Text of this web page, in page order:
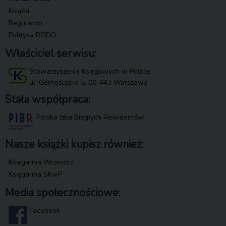
Książki
Regulamin
Polityka RODO
Właściciel serwisu:
Stowarzyszenie Księgowych w Polsce
ul. Górnośląska 5, 00-443 Warszawa
Stała współpraca:
Polska Izba Biegłych Rewidentów
Nasze książki kupisz również:
Księgarnia Wrzeszcz
Księgarnia SKwP
Media społecznościowe:
Facebook